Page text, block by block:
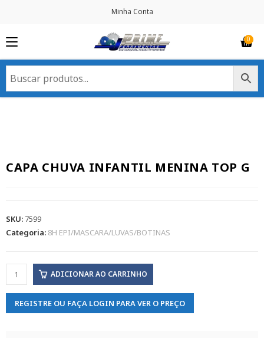
Minha Conta
CAPA CHUVA INFANTIL MENINA TOP G
SKU: 7599
Categoria: 8H EPI/MASCARA/LUVAS/BOTINAS
ADICIONAR AO CARRINHO
REGISTRE OU FAÇA LOGIN PARA VER O PREÇO